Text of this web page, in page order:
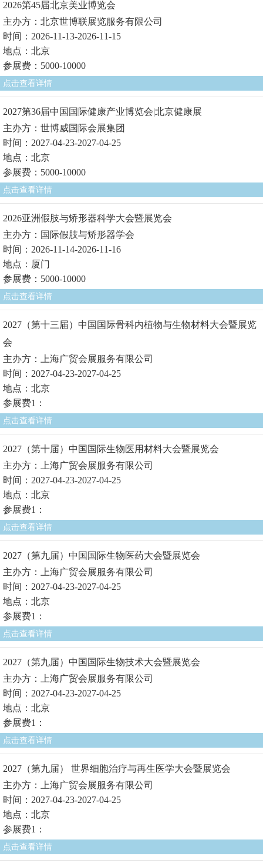
2026第45届北京美业博览会
主办方：北京世博联展览服务有限公司
时间：2026-11-13-2026-11-15
地点：北京
参展费：5000-10000
点击查看详情
2027第36届中国国际健康产业博览会|北京健康展
主办方：世博威国际会展集团
时间：2027-04-23-2027-04-25
地点：北京
参展费：5000-10000
点击查看详情
2026亚洲假肢与矫形器科学大会暨展览会
主办方：国际假肢与矫形器学会
时间：2026-11-14-2026-11-16
地点：厦门
参展费：5000-10000
点击查看详情
2027（第十三届）中国国际骨科内植物与生物材料大会暨展览
会
主办方：上海广贸会展服务有限公司
时间：2027-04-23-2027-04-25
地点：北京
参展费1：
点击查看详情
2027（第十届）中国国际生物医用材料大会暨展览会
主办方：上海广贸会展服务有限公司
时间：2027-04-23-2027-04-25
地点：北京
参展费1：
点击查看详情
2027（第九届）中国国际生物医药大会暨展览会
主办方：上海广贸会展服务有限公司
时间：2027-04-23-2027-04-25
地点：北京
参展费1：
点击查看详情
2027（第九届）中国国际生物技术大会暨展览会
主办方：上海广贸会展服务有限公司
时间：2027-04-23-2027-04-25
地点：北京
参展费1：
点击查看详情
2027（第九届） 世界细胞治疗与再生医学大会暨展览会
主办方：上海广贸会展服务有限公司
时间：2027-04-23-2027-04-25
地点：北京
参展费1：
点击查看详情